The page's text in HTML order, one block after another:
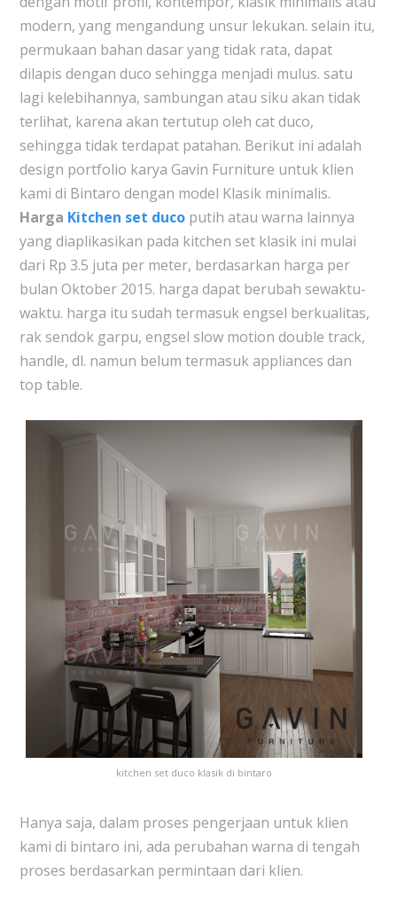
modern, yang mengandung unsur lekukan. selain itu,
permukaan bahan dasar yang tidak rata, dapat
dilapis dengan duco sehingga menjadi mulus. satu
lagi kelebihannya, sambungan atau siku akan tidak
terlihat, karena akan tertutup oleh cat duco,
sehingga tidak terdapat patahan. Berikut ini adalah
design portfolio karya Gavin Furniture untuk klien
kami di Bintaro dengan model Klasik minimalis.
Harga Kitchen set ducoputih atau warna lainnya
yang diaplikasikan pada kitchen set klasik ini mulai
dari Rp 3.5 juta per meter, berdasarkan harga per
bulan Oktober 2015. harga dapat berubah sewaktu-
waktu. harga itu sudah termasuk engsel berkualitas,
rak sendok garpu, engsel slow motion double track,
handle, dl. namun belum termasuk appliances dan
top table.
kitchen set duco klasik di bintaro
Hanya saja, dalam proses pengerjaan untuk klien
kami di bintaro ini, ada perubahan warna di tengah
proses berdasarkan permintaan dari klien.